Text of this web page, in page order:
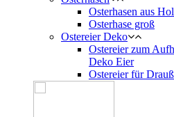
Osterhasen aus
Osterhase groß
Ostereier Deko
Ostereier zum
Deko Eier
Ostereier für